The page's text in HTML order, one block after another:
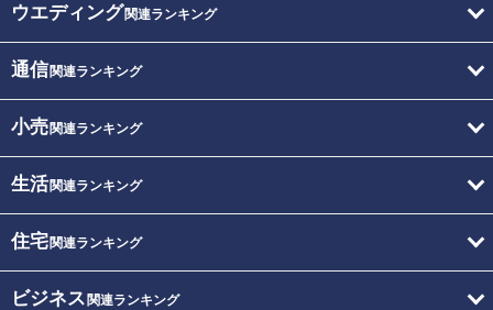
ウエディング関連ランキング
通信関連ランキング
小売関連ランキング
生活関連ランキング
住宅関連ランキング
ビジネス 関連ランキング